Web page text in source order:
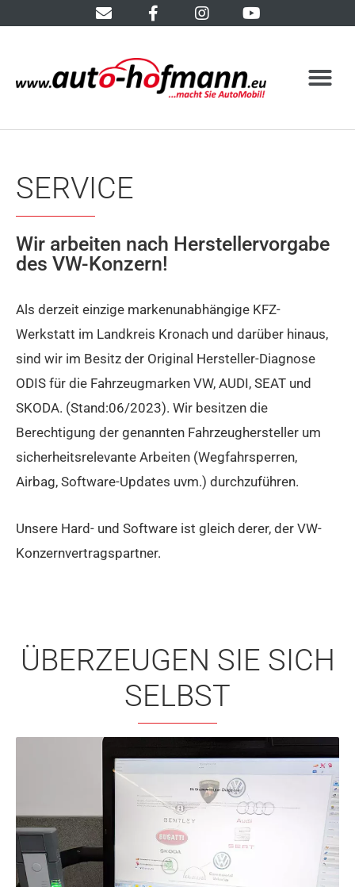
SERVICE
Wir arbeiten nach Herstellervorgabe
des VW-Konzern!
Als derzeit einzige markenunabhängige KFZ-
Werkstatt im Landkreis Kronach und darüber hinaus,
sind wir im Besitz der Original Hersteller-Diagnose
ODIS für die Fahrzeugmarken VW, AUDI, SEAT und
SKODA. (Stand:06/2023). Wir besitzen die
Berechtigung der genannten Fahrzeughersteller um
sicherheitsrelevante Arbeiten (Wegfahrsperren,
Airbag, Software-Updates uvm.) durchzuführen.
Unsere Hard- und Software ist gleich derer, der VW-
Konzernvertragspartner.
ÜBERZEUGEN SIE SICH
SELBST